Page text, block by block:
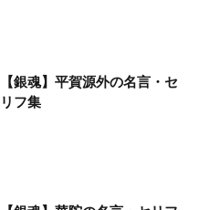
【銀魂】平賀源外の名言・セ
リフ集